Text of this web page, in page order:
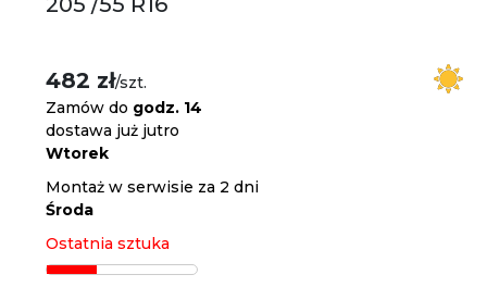
482 zł/szt.
Zamów do godz. 14
dostawa już jutro
Wtorek
Montaż w serwisie za 2 dni
Środa
Ostatnia sztuka